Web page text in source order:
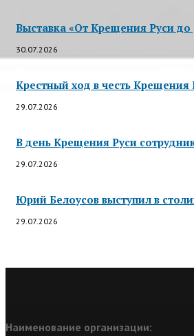
Выставка «От Крещения Руси
30.07.2026
Крестный ход в честь Крещения
29.07.2026
В день Крещения Руси
29.07.2026
Юрий Белоусов выступил в
29.07.2026
Наименование организации: